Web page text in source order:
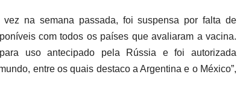
na semana passada, foi suspensa por falta de
com todos os países que avaliaram a vacina.
uso antecipado pela Rússia e foi autorizada
entre os quais destaco a Argentina e o México”,